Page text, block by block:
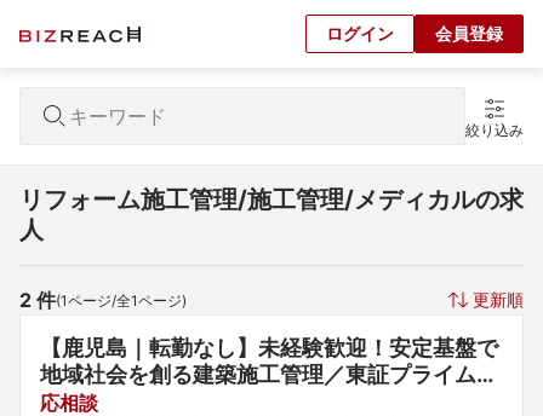
ログイン 会員登録
絞り込み
リフォーム施工管理/施工管理/メディカルの求
人
2 件(1ページ/全1ページ) 更新順
【鹿児島｜転勤なし】未経験歓迎！安定基盤で
地域社会を創る建築施工管理／東証プライム上
場「株式会社新日本科学」グループ
応相談